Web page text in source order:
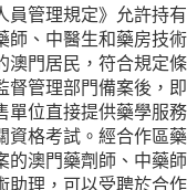
員管理規定》允許持
師、中醫生和藥房技
澳門居民，符合規定
督管理部門備案後，
單位直接提供藥學服
資格考試。經合作區
的澳門藥劑師、中藥
助理，可以受聘於合